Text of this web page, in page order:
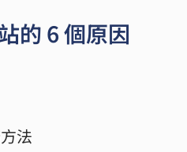
的 6 個原因
法